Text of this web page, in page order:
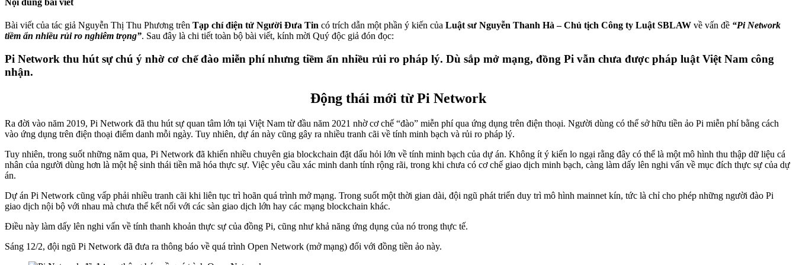
Nội dung bài viết
Bài viết của tác giả Nguyễn Thị Thu Phương trên Tạp chí điện tử Người Đưa Tin có trích dẫn một phần ý kiến của Luật sư Nguyễn Thanh Hà – Chủ tịch Công ty Luật SBLAW về vấn đề “Pi Network
tiềm ẩn nhiều rủi ro nghiêm trọng”. Sau đây là chi tiết toàn bộ bài viết, kính mời Quý độc giả đón đọc:
Pi Network thu hút sự chú ý nhờ cơ chế đào miễn phí nhưng tiềm ẩn nhiều rủi ro pháp lý. Dù sắp mở mạng, đồng Pi vẫn chưa được pháp luật Việt Nam công
nhận.
Động thái mới từ Pi Network
Ra đời vào năm 2019, Pi Network đã thu hút sự quan tâm lớn tại Việt Nam từ đầu năm 2021 nhờ cơ chế “đào” miễn phí qua ứng dụng trên điện thoại. Người dùng có thể sở hữu tiền ảo Pi miễn phí bằng cách
vào ứng dụng trên điện thoại điểm danh mỗi ngày. Tuy nhiên, dự án này cũng gây ra nhiều tranh cãi về tính minh bạch và rủi ro pháp lý.
Tuy nhiên, trong suốt những năm qua, Pi Network đã khiến nhiều chuyên gia blockchain đặt dấu hỏi lớn về tính minh bạch của dự án. Không ít ý kiến lo ngại rằng đây có thể là một mô hình thu thập dữ liệu cá
nhân của người dùng hơn là một hệ sinh thái tiền mã hóa thực sự. Việc yêu cầu xác minh danh tính rộng rãi, trong khi chưa có cơ chế giao dịch minh bạch, càng làm dấy lên nghi vấn về mục đích thực sự của dự
án.
Dự án Pi Network cũng vấp phải nhiều tranh cãi khi liên tục trì hoãn quá trình mở mạng. Trong suốt một thời gian dài, đội ngũ phát triển duy trì mô hình mainnet kín, tức là chỉ cho phép những người đào Pi
giao dịch nội bộ với nhau mà chưa thể kết nối với các sàn giao dịch lớn hay các mạng blockchain khác.
Điều này làm dấy lên nghi vấn về tính thanh khoản thực sự của đồng Pi, cũng như khả năng ứng dụng của nó trong thực tế.
Sáng 12/2, đội ngũ Pi Network đã đưa ra thông báo về quá trình Open Network (mở mạng) đối với đồng tiền ảo này.